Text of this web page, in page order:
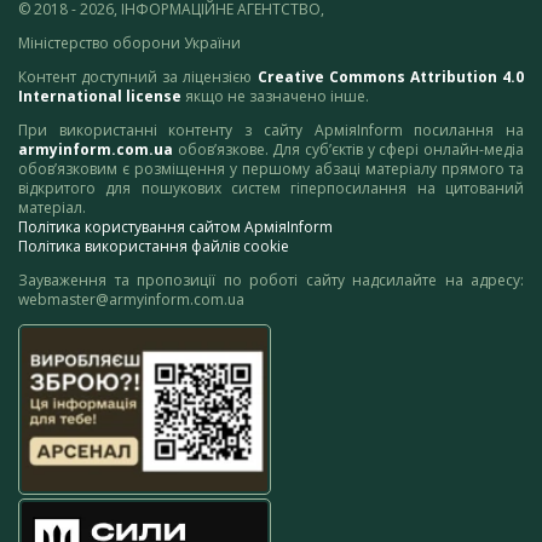
© 2018 - 2026, ІНФОРМАЦІЙНЕ АГЕНТСТВО,
Міністерство оборони України
Контент доступний за ліцензією Creative Commons Attribution 4.0
International license якщо не зазначено інше.
При використанні контенту з сайту АрміяInform посилання на
armyinform.com.ua обов’язкове. Для суб’єктів у сфері онлайн-медіа
обов’язковим є розміщення у першому абзаці матеріалу прямого та
відкритого для пошукових систем гіперпосилання на цитований
матеріал.
Політика користування сайтом АрміяInform
Політика використання файлів cookie
Зауваження та пропозиції по роботі сайту надсилайте на адресу:
webmaster@armyinform.com.ua